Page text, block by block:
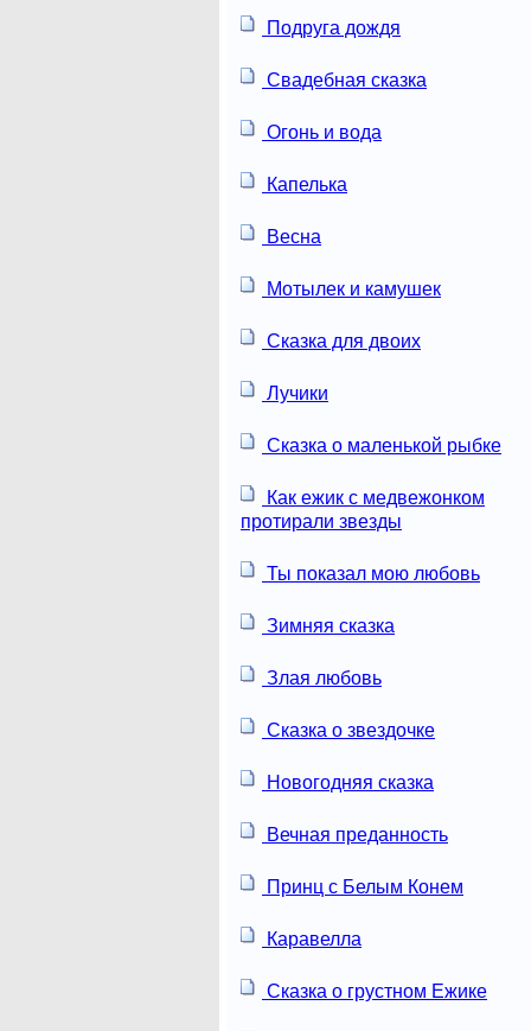
Подруга дождя
Свадебная сказка
Огонь и вода
Капелька
Весна
Мотылек и камушек
Сказка для двоих
Лучики
Сказка о маленькой рыбке
Как ежик с медвежонком
протирали звезды
Ты показал мою любовь
Зимняя сказка
Злая любовь
Сказка о звездочке
Новогодняя сказка
Вечная преданность
Принц с Белым Конем
Каравелла
Сказка о грустном Ежике